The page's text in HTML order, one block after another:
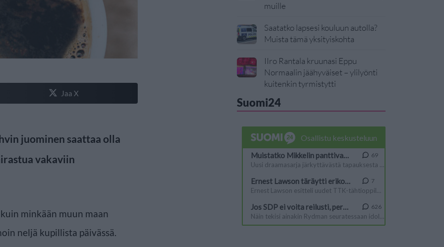
Jaa X
juominen saattaa olla
vakaviin
minkään muun maan
neljä kupillista päivässä.
muille
Saatatko lapsesi kouluun autolla?
Muista tämä yksityiskohta
IIro Rantala kruunasi Eppu
Normaalin jäähyväiset – ylilyönti
kuitenkin tyrmistytti
Suomi24